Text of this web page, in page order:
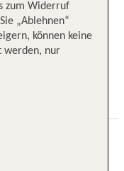
zum Widerruf
„Ablehnen“
können keine
werden, nur